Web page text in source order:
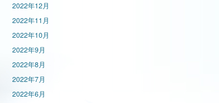
2022年12月
2022年11月
2022年10月
2022年9月
2022年8月
2022年7月
2022年6月